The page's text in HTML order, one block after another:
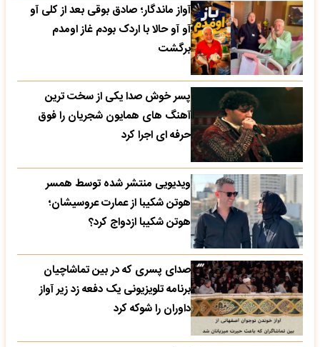
آواز ماندگار؛ صادق بوقی بعد از کلی آو
آو آو حالا با اردک بودم غاز اومدم
برگشت
پسر خوش صدا یکی از سخت ترین
آهنگ های همایون شجریان را فوق
حرفه ای اجرا کرد
ویدیویی منتشر شده توسط همسر
هوتن شکیبا از عمارت عروسیشان؛
هوتن شکیبا ازدواج کرد؟
صدای پسری که در بین تماشاچیان
برنامه تلویزیونی یک دفعه زد زیر آواز
داوران را شوکه کرد